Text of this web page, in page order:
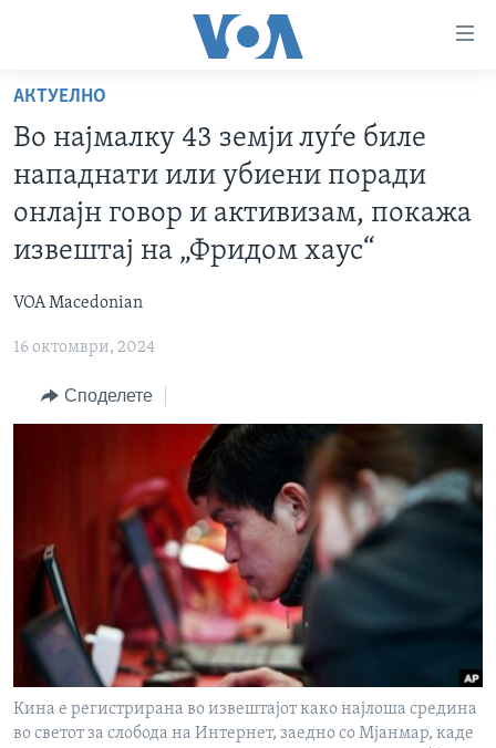
пристапност
Премини
на
главната
содржина
Премини
до
страната
навигација
РУБРИКИ
МАКЕДОНИЈА
ПОЛИТИКА
ЗДРАВЈЕ
УМЕТНОСТ И ЗАБАВА
ИНТЕРВЈУА
ФОТОГАЛЕРИИ
ДОКУМЕНТАРЦИ
ВЕСТИ ОД САД ВО МИНУТА - АРХИВА
ИЗБОРИ ВО САД 2020 - АРХИВА
Јазици
АКТУЕЛНО
Во најмалку 43 земји луѓе биле
нападнати или убиени поради
онлајн говор и активизам, покажа
извештај на „Фридом хаус“
VOA Macedonian
16 октомври, 2024
Споделете
Кина е регистрирана во извештајот како најлоша средина
во светот за слобода на Интернет, заедно со Мјанмар, каде